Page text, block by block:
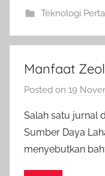
Teknologi
Manfaat
Posted on 19
Salah satu jurnal
Sumber Daya
menyebutkan